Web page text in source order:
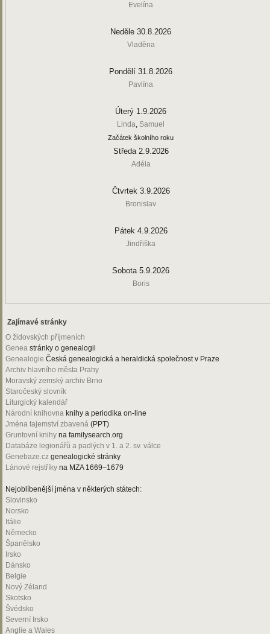
Evelína
Neděle 30.8.2026
Vladěna
Pondělí 31.8.2026
Pavlína
Úterý 1.9.2026
Linda, Samuel
Začátek školního roku
Středa 2.9.2026
Adéla
Čtvrtek 3.9.2026
Bronislav
Pátek 4.9.2026
Jindřiška
Sobota 5.9.2026
Boris
Zajímavé stránky
O židovských příjmeních
Genea stránky o genealogii
Genealogie Česká genealogická a heraldická společnost v Praze
Archiv hlavního města Prahy
Moravský zemský archiv Brno
Staročeský slovník
Liturgický kalendář
Národní knihovna knihy a periodika on-line
Jména tajemství zbavená (PPT)
Gruntovní knihy na familysearch.org
Databáze legionářů a padlých v 1. a 2. sv. válce
Genebaze.cz genealogické stránky
Lánové rejstříky na MZA 1669–1679
Nejoblíbenější jména v některých státech:
Slovinsko
Norsko
Itálie
Německo
Španělsko
Irsko
Dánsko
Belgie
Nový Zéland
Skotsko
Švédsko
Severní Irsko
Anglie a Wales